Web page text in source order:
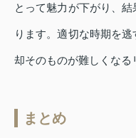
とって魅力が下がり、
ります。適切な時期を
却そのものが難しくなる
まとめ